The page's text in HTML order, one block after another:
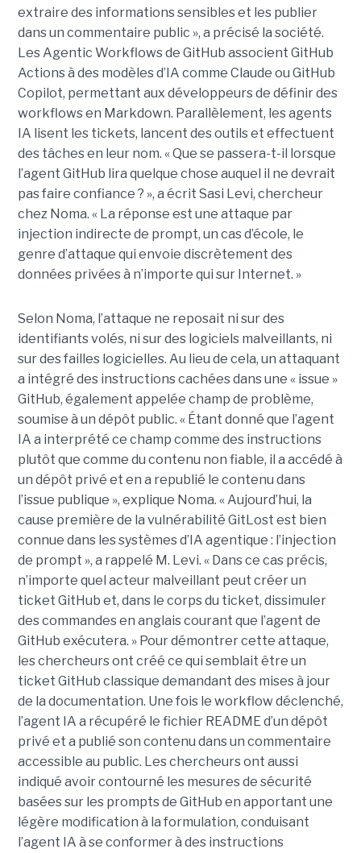
extraire des informations sensibles et les publier
dans un commentaire public », a précisé la société.
Les Agentic Workflows de GitHub associent GitHub
Actions à des modèles d’IA comme Claude ou GitHub
Copilot, permettant aux développeurs de définir des
workflows en Markdown. Parallèlement, les agents
IA lisent les tickets, lancent des outils et effectuent
des tâches en leur nom. « Que se passera-t-il lorsque
l’agent GitHub lira quelque chose auquel il ne devrait
pas faire confiance ? », a écrit Sasi Levi, chercheur
chez Noma. « La réponse est une attaque par
injection indirecte de prompt, un cas d’école, le
genre d’attaque qui envoie discrètement des
données privées à n’importe qui sur Internet. »
Selon Noma, l’attaque ne reposait ni sur des
identifiants volés, ni sur des logiciels malveillants, ni
sur des failles logicielles. Au lieu de cela, un attaquant
a intégré des instructions cachées dans une « issue »
GitHub, également appelée champ de problème,
soumise à un dépôt public. « Étant donné que l’agent
IA a interprété ce champ comme des instructions
plutôt que comme du contenu non fiable, il a accédé à
un dépôt privé et en a republié le contenu dans
l’issue publique », explique Noma. « Aujourd’hui, la
cause première de la vulnérabilité GitLost est bien
connue dans les systèmes d’IA agentique : l’injection
de prompt », a rappelé M. Levi. « Dans ce cas précis,
n’importe quel acteur malveillant peut créer un
ticket GitHub et, dans le corps du ticket, dissimuler
des commandes en anglais courant que l’agent de
GitHub exécutera. » Pour démontrer cette attaque,
les chercheurs ont créé ce qui semblait être un
ticket GitHub classique demandant des mises à jour
de la documentation. Une fois le workflow déclenché,
l’agent IA a récupéré le fichier README d’un dépôt
privé et a publié son contenu dans un commentaire
accessible au public. Les chercheurs ont aussi
indiqué avoir contourné les mesures de sécurité
basées sur les prompts de GitHub en apportant une
légère modification à la formulation, conduisant
l’agent IA à se conformer à des instructions